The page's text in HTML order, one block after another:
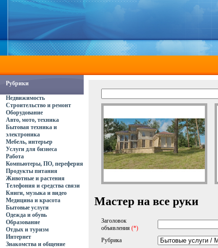
Рубрики
Недвижимость
Строительство и ремонт
Оборудование
Авто, мото, техника
Бытовая техника и
электроника
Мебель, интерьер
Услуги для бизнеса
Работа
Компьютеры, ПО, переферия
Продукты питания
Животные и растения
Телефония и средства связи
Книги, музыка и видео
Медицина и красота
Бытовые услуги
Одежда и обувь
Образование
Отдых и туризм
Интернет
Знакомства и общение
Мастер на все руки
Заголовок
объявления (*)
Рубрика